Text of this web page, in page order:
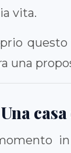
vita.
una
Una